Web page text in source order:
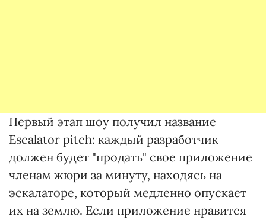
Первый этап шоу получил название
Еscalator pitch: каждый разработчик
должен будет "продать" свое приложение
членам жюри за минуту, находясь на
эскалаторе, который медленно опускает
их на землю. Если приложение нравится